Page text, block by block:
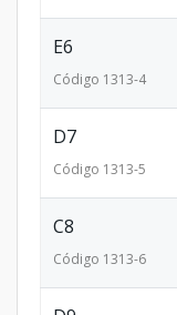
E6
Código 1313-4
D7
Código 1313-5
C8
Código 1313-6